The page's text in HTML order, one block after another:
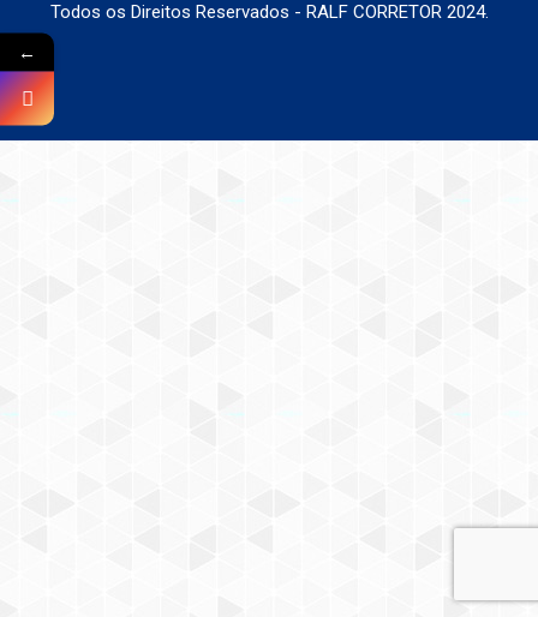
Todos os Direitos Reservados - RALF CORRETOR 2024.
←